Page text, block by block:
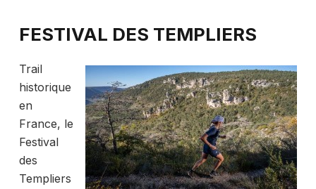
FESTIVAL DES TEMPLIERS
Trail
historique
en
France, le
Festival
des
Templiers